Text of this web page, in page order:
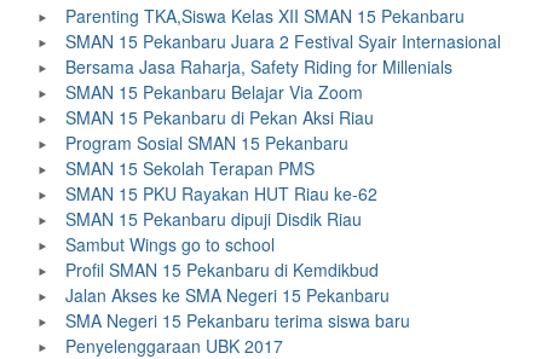
Parenting TKA,Siswa Kelas XII SMAN 15 Pekanbaru
SMAN 15 Pekanbaru Juara 2 Festival Syair Internasional
Bersama Jasa Raharja, Safety Riding for Millenials
SMAN 15 Pekanbaru Belajar Via Zoom
SMAN 15 Pekanbaru di Pekan Aksi Riau
Program Sosial SMAN 15 Pekanbaru
SMAN 15 Sekolah Terapan PMS
SMAN 15 PKU Rayakan HUT Riau ke-62
SMAN 15 Pekanbaru dipuji Disdik Riau
Sambut Wings go to school
Profil SMAN 15 Pekanbaru di Kemdikbud
Jalan Akses ke SMA Negeri 15 Pekanbaru
SMA Negeri 15 Pekanbaru terima siswa baru
Penyelenggaraan UBK 2017